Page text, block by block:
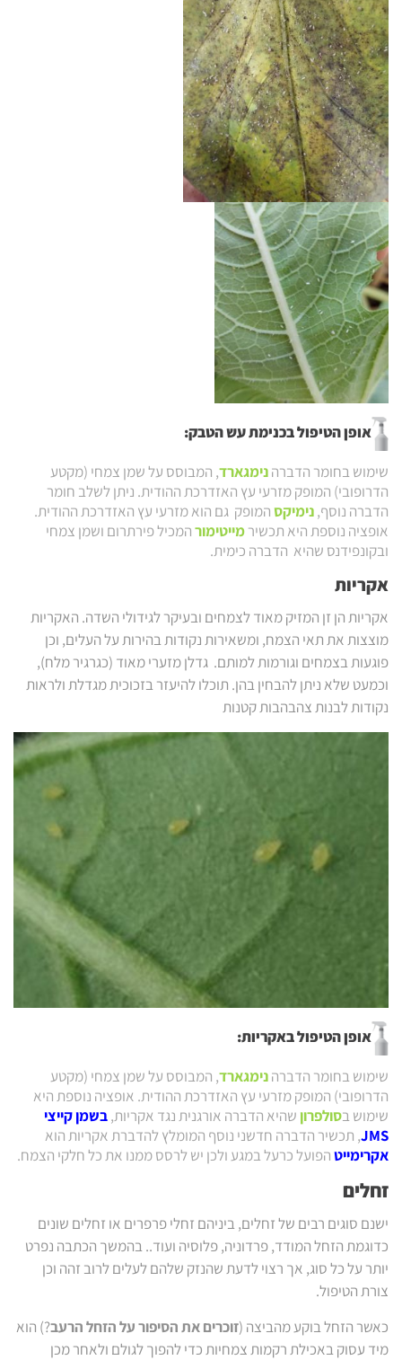
אופן הטיפול בכנימת עש הטבק:
שימוש בחומר הדברהנימגארד, המבוסס על שמן צמחי (מקטע
הדרופובי) המופק מזרעי עץ האזדרכת ההודית. ניתן לשלב חומר
הדברה נוסף,נימיקסהמופק גם הוא מזרעי עץ האזדרכת ההודית.
אופציה נוספת היא תכשירמייטימורהמכיל פירתרום ושמן צמחי
ובקונפידנס שהיא הדברה כימית.
אקריות
אקריות הן זן המזיק מאוד לצמחים ובעיקר לגידולי השדה. האקריות
מוצצות את תאי הצמח, ומשאירות נקודות בהירות על העלים, וכן
פוגעות בצמחים וגורמות למותם. גדלן מזערי מאוד (כגרגיר מלח),
וכמעט שלא ניתן להבחין בהן. תוכלו להיעזר בזכוכית מגדלת ולראות
נקודות לבנות צהבהבות קטנות
אופן הטיפול באקריות:
שימוש בחומר הדברהנימגארד, המבוסס על שמן צמחי (מקטע
הדרופובי) המופק מזרעי עץ האזדרכת ההודית. אופציה נוספת היא
שימוש בסולפרון שהיא הדברה אורגנית נגד אקריות,בשמן קייצי
JMS, תכשיר הדברה חדשני נוסף המומלץ להדברת אקריות הוא
אקרימייטהפועל כרעל במגע ולכן יש לרסס ממנו את כל חלקי הצמח.
זחלים
ישנם סוגים רבים של זחלים, ביניהם זחלי פרפרים או זחלים שונים
כדוגמת הזחל המודד, פרדוניה, פלוסיה ועוד.. בהמשך הכתבה נפרט
יותר על כל סוג, אך רצוי לדעת שהנזק שלהם לעלים לרוב זהה וכן
צורת הטיפול.
כאשר הזחל בוקע מהביצה (זוכרים את הסיפור על הזחל הרעב?) הוא
מיד עסוק באכילת רקמות צמחיות כדי להפוך לגולם ולאחר מכן